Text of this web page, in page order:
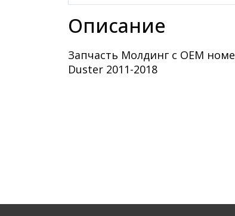
Описание
Запчасть Молдинг с OEM
Duster 2011-2018